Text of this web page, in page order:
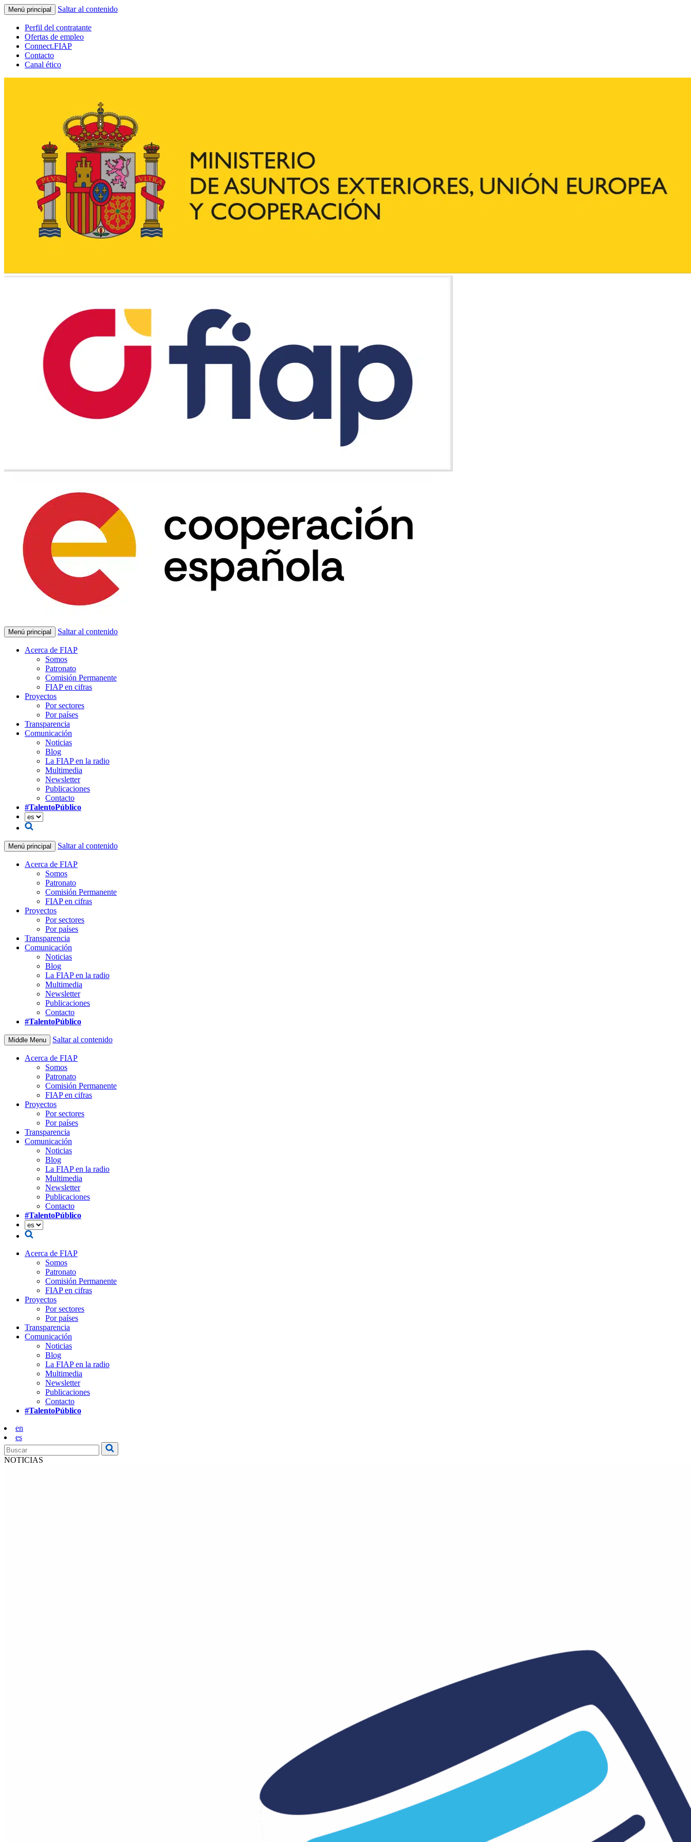
Menú principal Saltar al contenido
Perfil del contratante
Ofertas de empleo
Connect.FIAP
Contacto
Canal ético
Menú principal Saltar al contenido
Acerca de FIAP
Somos
Patronato
Comisión Permanente
FIAP en cifras
Proyectos
Por sectores
Por países
Transparencia
Comunicación
Noticias
Blog
La FIAP en la radio
Multimedia
Newsletter
Publicaciones
Contacto
#TalentoPúblico
Menú principal Saltar al contenido
Acerca de FIAP
Somos
Patronato
Comisión Permanente
FIAP en cifras
Proyectos
Por sectores
Por países
Transparencia
Comunicación
Noticias
Blog
La FIAP en la radio
Multimedia
Newsletter
Publicaciones
Contacto
#TalentoPúblico
Middle Menu Saltar al contenido
Acerca de FIAP
Somos
Patronato
Comisión Permanente
FIAP en cifras
Proyectos
Por sectores
Por países
Transparencia
Comunicación
Noticias
Blog
La FIAP en la radio
Multimedia
Newsletter
Publicaciones
Contacto
#TalentoPúblico
Acerca de FIAP
Somos
Patronato
Comisión Permanente
FIAP en cifras
Proyectos
Por sectores
Por países
Transparencia
Comunicación
Noticias
Blog
La FIAP en la radio
Multimedia
Newsletter
Publicaciones
Contacto
#TalentoPúblico
en
es
NOTICIAS